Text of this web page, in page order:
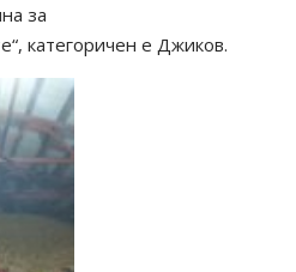
за
категоричен е Джиков.